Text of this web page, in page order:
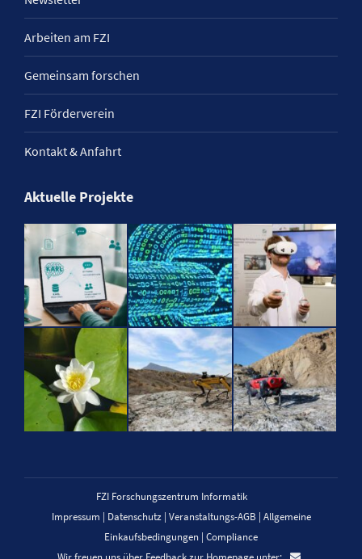
Arbeiten am FZI
Gemeinsam forschen
FZI Förderverein
Kontakt & Anfahrt
Aktuelle Projekte
FZI Forschungszentrum Informatik
Impressum | Datenschutz| Veranstaltungs-AGB | Allgemeine
Einkaufsbedingungen | Compliance